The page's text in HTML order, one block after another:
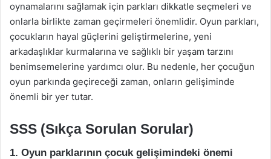
oynamalarını sağlamak için parkları dikkatle seçmeleri ve
onlarla birlikte zaman geçirmeleri önemlidir. Oyun parkları,
çocukların hayal güçlerini geliştirmelerine, yeni
arkadaşlıklar kurmalarına ve sağlıklı bir yaşam tarzını
benimsemelerine yardımcı olur. Bu nedenle, her çocuğun
oyun parkında geçireceği zaman, onların gelişiminde
önemli bir yer tutar.
SSS (Sıkça Sorulan Sorular)
1. Oyun parklarının çocuk gelişimindeki önemi